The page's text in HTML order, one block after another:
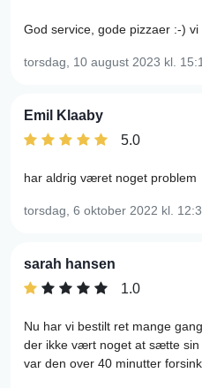
God service, gode pizzaer :-)
torsdag, 10 august 2023 kl.
Emil Klaaby
5.0
har aldrig været noget problem
torsdag, 6 oktober 2022 kl.
sarah hansen
1.0
Nu har vi bestilt ret mange
der ikke vært noget at sætte sin
var den over 40 minutter